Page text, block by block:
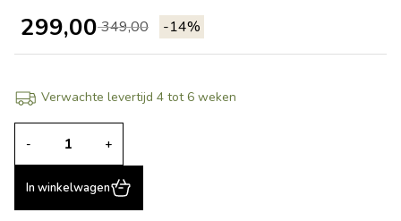
-14%
349,00
299,00
Verwachte levertijd 4 tot 6 weken
- +
In winkelwagen